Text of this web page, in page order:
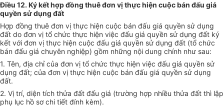
Điều 12. Ký kết hợp đồng thuê đơn vị thực hiện cuộc bán đấu giá
quyền sử dụng đất
Hợp đồng thuê đơn vị thực hiện cuộc bán đấu giá quyền sử dụng
đất do đơn vị tổ chức thực hiện việc đấu giá quyền sử dụng đất ký
kết với đơn vị thực hiện cuộc đấu giá quyền sử dụng đất (tổ chức
bán đấu giá chuyên nghiệp) gồm những nội dung chính như sau:
1. Tên, địa chỉ của đơn vị tổ chức thực hiện việc đấu giá quyền sử
dụng đất; của đơn vị thực hiện cuộc bán đấu giá quyền sử dụng
đất.
2. Vị trí, diện tích thửa đất đấu giá (trường hợp nhiều thửa đất thì lập
phụ lục hồ sơ chi tiết đính kèm).